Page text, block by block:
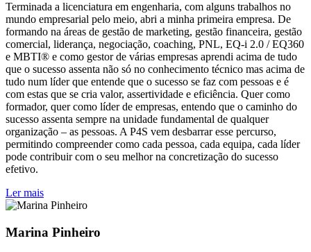
Terminada a licenciatura em engenharia, com alguns trabalhos no
mundo empresarial pelo meio, abri a minha primeira empresa. De
formando na áreas de gestão de marketing, gestão financeira, gestão
comercial, liderança, negociação, coaching, PNL, EQ-i 2.0 / EQ360
e MBTI® e como gestor de várias empresas aprendi acima de tudo
que o sucesso assenta não só no conhecimento técnico mas acima de
tudo num líder que entende que o sucesso se faz com pessoas e é
com estas que se cria valor, assertividade e eficiência. Quer como
formador, quer como líder de empresas, entendo que o caminho do
sucesso assenta sempre na unidade fundamental de qualquer
organização – as pessoas. A P4S vem desbarrar esse percurso,
permitindo compreender como cada pessoa, cada equipa, cada líder
pode contribuir com o seu melhor na concretização do sucesso
efetivo.
Ler mais
Marina Pinheiro